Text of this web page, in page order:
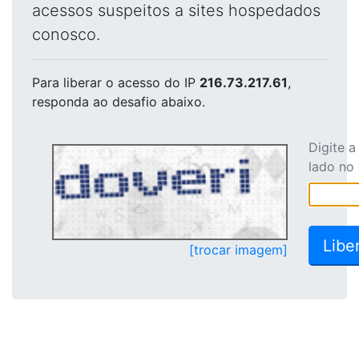
acessos suspeitos a sites hospedados
conosco.
Para liberar o acesso do IP 216.73.217.61,
responda ao desafio abaixo.
[trocar imagem]
Digite
lado no